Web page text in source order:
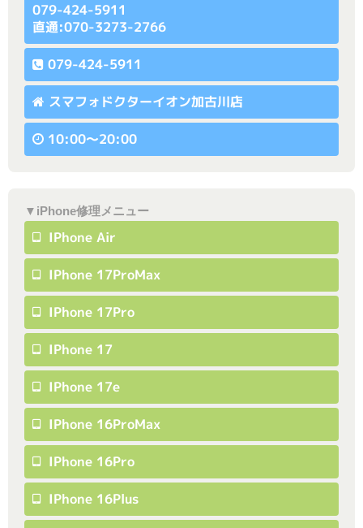
079-424-5911
直通:070-3273-2766
079-424-5911
スマフォドクターイオン加古川店
10:00〜20:00
▼iPhone修理メニュー
IPhone Air
IPhone 17ProMax
IPhone 17Pro
IPhone 17
IPhone 17e
IPhone 16ProMax
IPhone 16Pro
IPhone 16Plus